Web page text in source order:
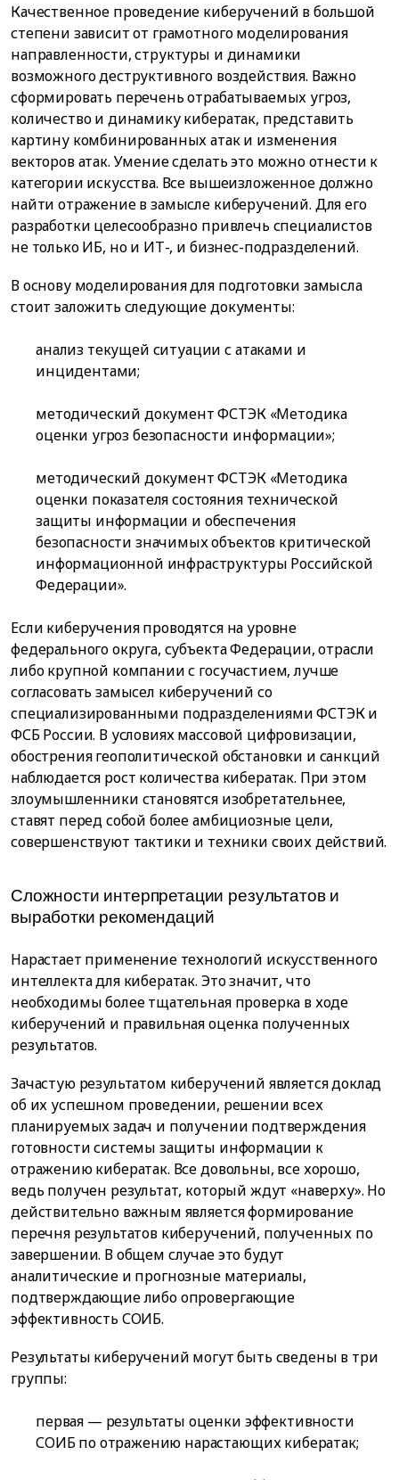
Качественное проведение киберучений в большой
степени зависит от грамотного моделирования
направленности, структуры и динамики
возможного деструктивного воздействия. Важно
сформировать перечень отрабатываемых угроз,
количество и динамику кибератак, представить
картину комбинированных атак и изменения
векторов атак. Умение сделать это можно отнести к
категории искусства. Все вышеизложенное должно
найти отражение в замысле киберучений. Для его
разработки целесообразно привлечь специалистов
не только ИБ, но и ИТ-, и бизнес-подразделений.
В основу моделирования для подготовки замысла
стоит заложить следующие документы:
анализ текущей ситуации с атаками и
инцидентами;
методический документ ФСТЭК «Методика
оценки угроз безопасности информации»;
методический документ ФСТЭК «Методика
оценки показателя состояния технической
защиты информации и обеспечения
безопасности значимых объектов критической
информационной инфраструктуры Российской
Федерации».
Если киберучения проводятся на уровне
федерального округа, субъекта Федерации, отрасли
либо крупной компании с госучастием, лучше
согласовать замысел киберучений со
специализированными подразделениями ФСТЭК и
ФСБ России. В условиях массовой цифровизации,
обострения геополитической обстановки и санкций
наблюдается рост количества кибератак. При этом
злоумышленники становятся изобретательнее,
ставят перед собой более амбициозные цели,
совершенствуют тактики и техники своих действий.
Сложности интерпретации результатов и
выработки рекомендаций
Нарастает применение технологий искусственного
интеллекта для кибератак. Это значит, что
необходимы более тщательная проверка в ходе
киберучений и правильная оценка полученных
результатов.
Зачастую результатом киберучений является доклад
об их успешном проведении, решении всех
планируемых задач и получении подтверждения
готовности системы защиты информации к
отражению кибератак. Все довольны, все хорошо,
ведь получен результат, который ждут «наверху». Но
действительно важным является формирование
перечня результатов киберучений, полученных по
завершении. В общем случае это будут
аналитические и прогнозные материалы,
подтверждающие либо опровергающие
эффективность СОИБ.
Результаты киберучений могут быть сведены в три
группы:
первая — результаты оценки эффективности
СОИБ по отражению нарастающих кибератак;